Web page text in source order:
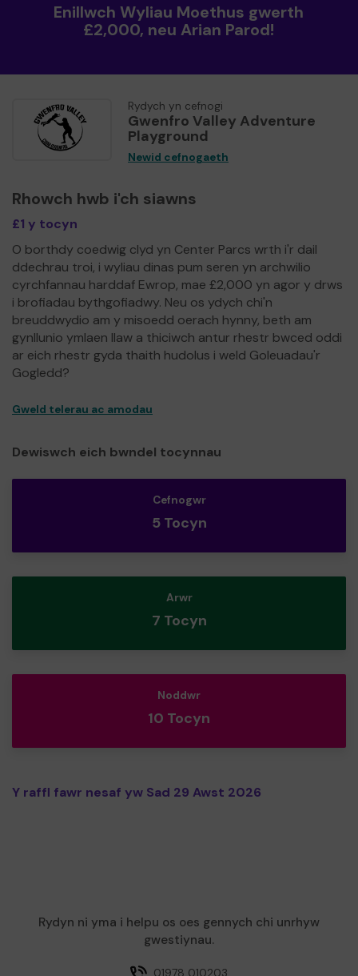
Enillwch Wyliau Moethus gwerth
£2,000, neu Arian Parod!
Rydych yn cefnogi
Gwenfro Valley Adventure
Playground
Newid cefnogaeth
Rhowch hwb i'ch siawns
£1 y tocyn
O borthdy coedwig clyd yn Center Parcs wrth i'r dail
ddechrau troi, i wyliau dinas pum seren yn archwilio
cyrchfannau harddaf Ewrop, mae £2,000 yn agor y drws
i brofiadau bythgofiadwy. Neu os ydych chi'n
breuddwydio am y misoedd oerach hynny, beth am
gynllunio ymlaen llaw a thiciwch antur rhestr bwced oddi
ar eich rhestr gyda thaith hudolus i weld Goleuadau'r
Gogledd?
Gweld telerau ac amodau
Dewiswch eich bwndel tocynnau
Cefnogwr
5 Tocyn
Arwr
7 Tocyn
Noddwr
10 Tocyn
Y raffl fawr nesaf yw Sad 29 Awst 2026
Rydyn ni yma i helpu os oes gennych chi unrhyw
gwestiynau.
01978 010203